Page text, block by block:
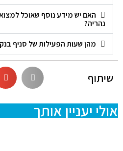
האם יש מידע נוסף שאוכל
נהריה?
מהן שעות הפעילות של סניף
שיתוף
אולי יעניין אותך